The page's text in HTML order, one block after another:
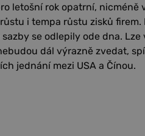
letošní rok opatrní, nicméně
i tempa růstu zisků firem.
se odlepily ode dna. Lze
dál výrazně zvedat,
jednání mezi USA a Čínou.